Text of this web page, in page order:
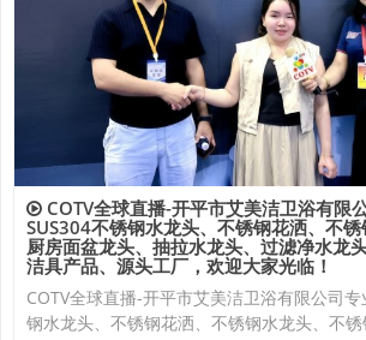
COTV全球直播-开平市艾美洁卫浴有限
SUS304不锈钢水龙头、不锈钢花洒、不锈
厨房面盆龙头、抽拉水龙头、过滤净水龙
洁具产品、源头工厂，欢迎大家光临！
COTV全球直播-开平市艾美洁卫浴有限公司
钢水龙头、不锈钢花洒、不锈钢水龙头、不锈